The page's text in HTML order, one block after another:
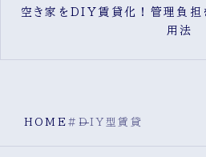
空き家をDIY賃貸化！管理負担
用法
HOME #DIY型賃貸